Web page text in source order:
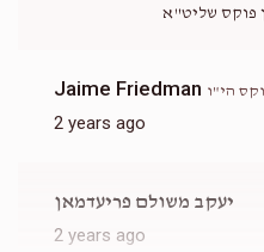
פוקס שליט"א
Jaime Friedman הי"ו
2 years ago
יעקב משולם פריעדמאן
2 years ago